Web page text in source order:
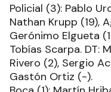
Policial (3): Pablo
Nathan Krupp (19),
Gerónimo Elgueta
Tobías Scarpa. DT:
Rivero (2), Sergio
Gastón Ortiz (-).